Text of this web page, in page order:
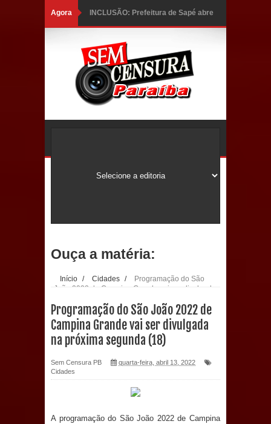
Agora INCLUSÃO: Prefeitura de Sapé abre
Social; veja documentação
necessária!
com a saúde bucal em Marí
PDT da Paraíba faz reunião
preparativa para convenção estadual
Prefeitura de Sapé paga salários
dentro do mês trabalhado e injeta R$
Ouça a matéria:
Início / Cidades /
Programação do São
João 2022 de Campina Grande vai ser divulgada
Programação do São João 2022 de
Campina Grande vai ser divulgada
na próxima segunda (18)
Sem Censura PB
quarta-feira, abril 13, 2022
Cidades
A programação do São João 2022 de Campina